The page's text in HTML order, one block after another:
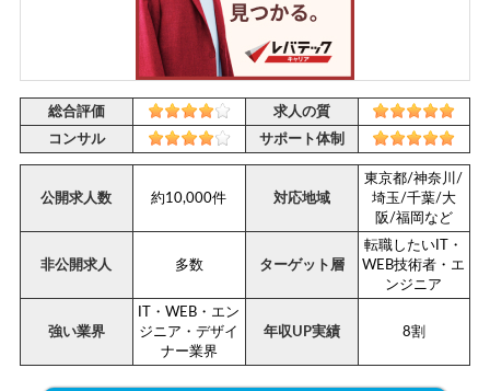
総合評価
求人の質
コンサル
サポート体制
公開求人数 約10,000件 対応地域
東京都/神奈川/
埼玉/千葉/大
阪/福岡など
非公開求人 多数 ターゲット層
転職したいIT・
WEB技術者・エ
ンジニア
強い業界
IT・WEB・エン
ジニア・デザイ
ナー業界
年収UP実績 8割